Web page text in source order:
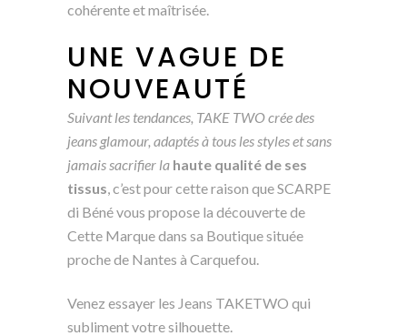
cohérente et maîtrisée.
UNE VAGUE DE
NOUVEAUTÉ
Suivant les tendances, TAKE TWO crée des
jeans glamour, adaptés à tous les styles et sans
jamais sacrifier la haute qualité de ses
tissus, c’est pour cette raison que SCARPE
di Béné vous propose la découverte de
Cette Marque dans sa Boutique située
proche de Nantes à Carquefou.
Venez essayer les Jeans TAKETWO qui
subliment votre silhouette.